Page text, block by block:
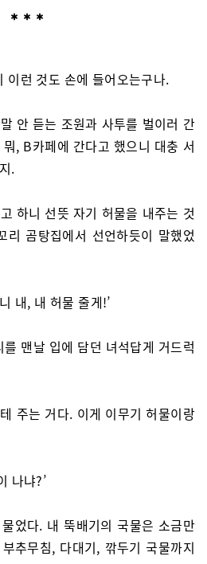
이런 것도 손에 들어오는구나.
안 듣는 조원과 사투를 벌이러 간
, B카페에 간다고 했으니 대충 서
.
하니 선뜻 자기 허물을 내주는 것
곰탕집에서 선언하듯이 말했었
내, 내 허물 줄게!’
맨날 입에 담던 녀석답게 거드럭
주는 거다. 이게 이무기 허물이랑
나냐?’
었다. 내 뚝배기의 국물은 소금만
추무침, 다대기, 깎두기 국물까지